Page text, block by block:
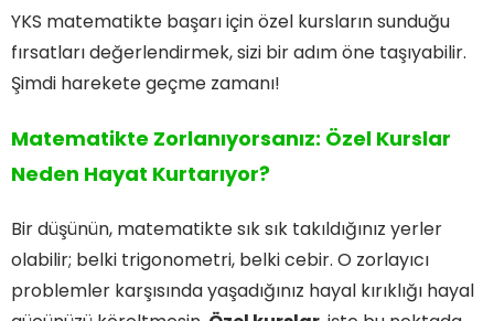
YKS matematikte başarı için özel kursların sunduğu
fırsatları değerlendirmek, sizi bir adım öne taşıyabilir.
Şimdi harekete geçme zamanı!
Matematikte Zorlanıyorsanız: Özel Kurslar
Neden Hayat Kurtarıyor?
Bir düşünün, matematikte sık sık takıldığınız yerler
olabilir; belki trigonometri, belki cebir. O zorlayıcı
problemler karşısında yaşadığınız hayal kırıklığı hayal